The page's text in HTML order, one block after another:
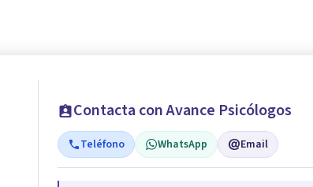
Contacta con Avance Psicólogos
Teléfono WhatsApp Email